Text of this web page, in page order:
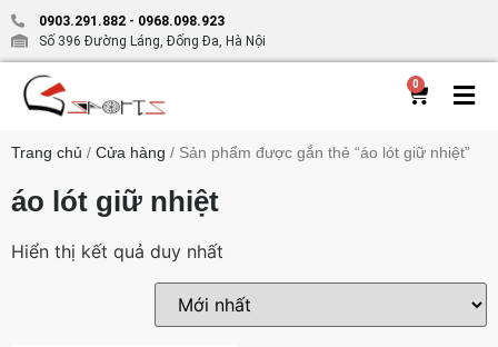
0903.291.882 - 0968.098.923
Số 396 Đường Láng, Đống Đa, Hà Nội
0
Trang chủ / Cửa hàng / Sản phẩm được gắn thẻ “áo lót giữ nhiệt”
áo lót giữ nhiệt
Hiển thị kết quả duy nhất